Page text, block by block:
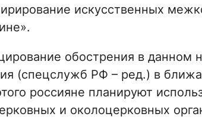
искусственных
обострения в данном
(спецслужб РФ – ред.) в
россияне планируют
и околоцерковных